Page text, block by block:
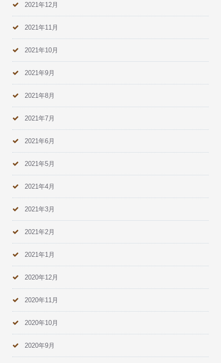
2021年12月
2021年11月
2021年10月
2021年9月
2021年8月
2021年7月
2021年6月
2021年5月
2021年4月
2021年3月
2021年2月
2021年1月
2020年12月
2020年11月
2020年10月
2020年9月